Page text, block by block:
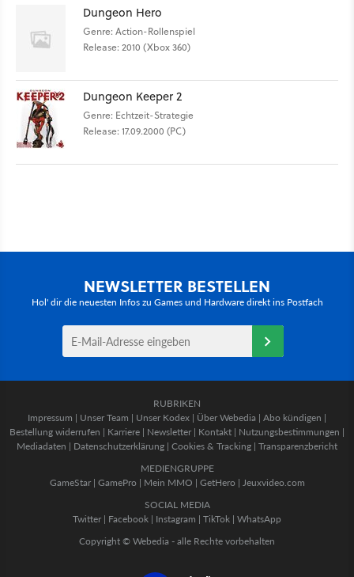
Dungeon Hero
Genre: Action-Rollenspiel
Release: 2010 (Xbox 360)
Dungeon Keeper 2
Genre: Echtzeit-Strategie
Release: 17.09.2000 (PC)
NEWSLETTER BESTELLEN
Hol' dir die neuesten Infos zu Games und Hardware direkt ins Postfach
RUBRIKEN
Impressum | Unser Team | Unser Kodex | Über Webedia | Abo kündigen |
Bestellung widerrufen | Karriere | Newsletter | Kontakt | Nutzungsbestimmungen |
Mediadaten | Datenschutzerklärung | Cookies & Tracking | Transparenzbericht
MEDIENGRUPPE
GameStar| GamePro | Mein MMO | GetHero | Jeuxvideo.com
SOCIAL MEDIA
Twitter | Facebook | Instagram | TikTok | WhatsApp
Copyright © Webedia - alle Rechte vorbehalten